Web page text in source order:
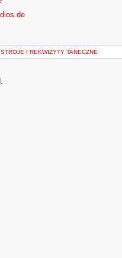
I REKWIZYTY TANECZNE